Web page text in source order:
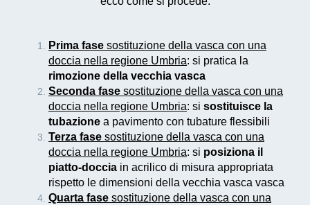
Prima fase sostituzione della vasca con una
doccia nella regione Umbria: si pratica la
rimozione della vecchia vasca
Seconda fase sostituzione della vasca con una
doccia nella regione Umbria: si sostituisce la
tubazione a pavimento con tubature flessibili
Terza fase sostituzione della vasca con una
doccia nella regione Umbria: si posiziona il
piatto-doccia in acrilico di misura appropriata
rispetto le dimensioni della vecchia vasca vasca
Quarta fase sostituzione della vasca con una